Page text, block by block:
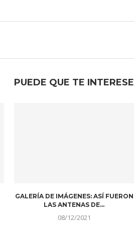
PUEDE QUE TE INTERESE
GALERÍA DE IMÁGENES: ASÍ FUERON
LAS ANTENAS DE...
08/12/2021